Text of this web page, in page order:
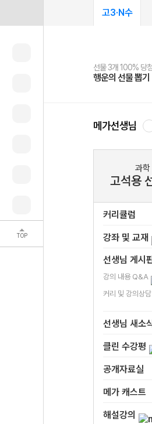
TOP
고3·N수
선물 3개 100% 당
행운의 선물 뽑기
선물 100% 증정!
메가스터디 X 올
여름방학 스터디 캐시
메가런 썸머스쿨
2027 러셀 단과
강사 공개선발
스마트러닝앱
설문 EVENT
메가패스
3일 무료 체험권
메가패스 수강생 무료
메가클럽 멤버십
사회공헌 캠페인
희망이룸 메가나눔
메가선생님
과학
고석용
커리큘럼
강좌 및 교재
선생님 게시
강의 내용 Q&A
커리 및 강의상담
선생님 새소
클린 수강평
공개자료실
메가 캐스트
해설강의